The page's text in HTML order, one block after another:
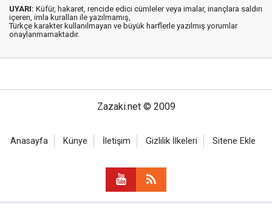
UYARI: Küfür, hakaret, rencide edici cümleler veya imalar, inançlara saldırı
içeren, imla kuralları ile yazılmamış,
Türkçe karakter kullanılmayan ve büyük harflerle yazılmış yorumlar
onaylanmamaktadır.
Zazaki.net © 2009
Anasayfa Künye İletişim Gizlilik İlkeleri Sitene Ekle